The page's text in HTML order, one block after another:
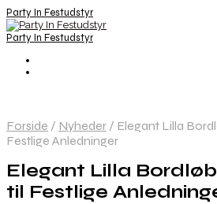
Party In Festudstyr
Party In Festudstyr
Forside / Nyheder / Elegant Lilla
Festlige Anledninger
Elegant Lilla
til Festlige